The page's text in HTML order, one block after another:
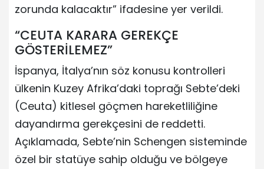
zorunda kalacaktır” ifadesine yer verildi.
“CEUTA KARARA GEREKÇE
GÖSTERİLEMEZ”
İspanya, İtalya’nın söz konusu kontrolleri
ülkenin Kuzey Afrika’daki toprağı Sebte’deki
(Ceuta) kitlesel göçmen hareketliliğine
dayandırma gerekçesini de reddetti.
Açıklamada, Sebte’nin Schengen sisteminde
özel bir statüye sahip olduğu ve bölgeye